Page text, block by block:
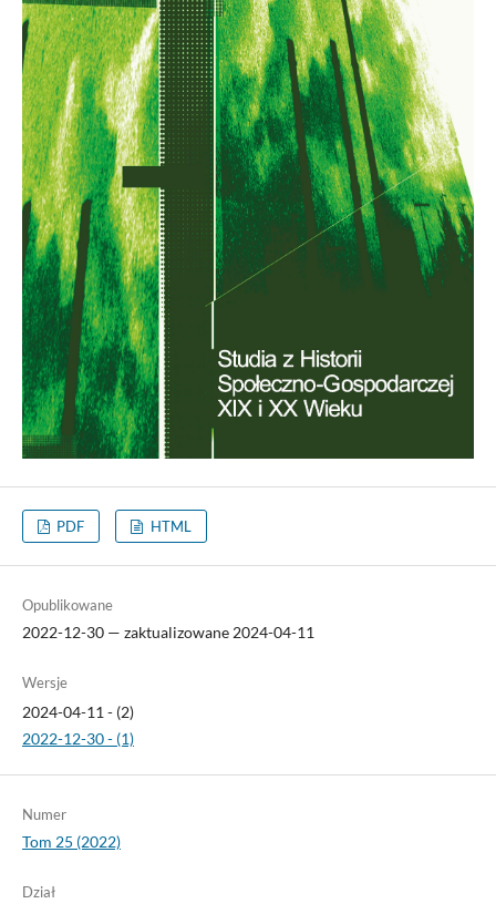
PDF HTML
Opublikowane
2022-12-30 — zaktualizowane 2024-04-11
Wersje
2024-04-11 - (2)
2022-12-30 - (1)
Numer
Tom 25 (2022)
Dział